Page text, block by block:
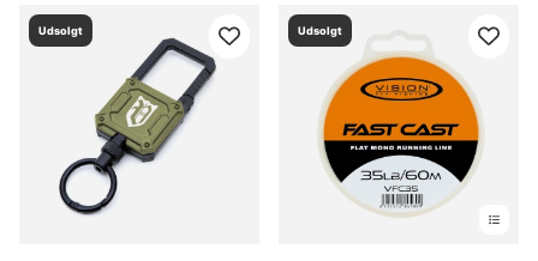
Udsolgt Udsolgt